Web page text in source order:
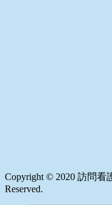
Copyright © 2020 訪問看
Reserved.